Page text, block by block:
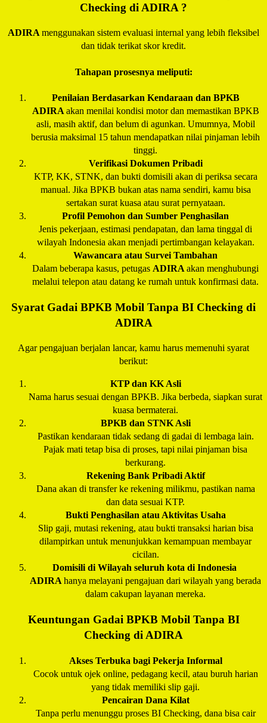
Checking di ADIRA ?
ADIRAmenggunakan sistem evaluasi internal yang lebih fleksibel
dan tidak terikat skor kredit.
Tahapan prosesnya meliputi:
Penilaian Berdasarkan Kendaraan dan BPKB
ADIRA akan menilai kondisi motor dan memastikan BPKB
asli, masih aktif, dan belum di agunkan. Umumnya, Mobil
berusia maksimal 15 tahun mendapatkan nilai pinjaman lebih
tinggi.
Verifikasi Dokumen Pribadi
KTP, KK, STNK, dan bukti domisili akan di periksa secara
manual. Jika BPKB bukan atas nama sendiri, kamu bisa
sertakan surat kuasa atau surat pernyataan.
Profil Pemohon dan Sumber Penghasilan
Jenis pekerjaan, estimasi pendapatan, dan lama tinggal di
wilayah Indonesia akan menjadi pertimbangan kelayakan.
Wawancara atau Survei Tambahan
Dalam beberapa kasus, petugas ADIRA akan menghubungi
melalui telepon atau datang ke rumah untuk konfirmasi data.
Syarat Gadai BPKB Mobil Tanpa BI Checking di
ADIRA
Agar pengajuan berjalan lancar, kamu harus memenuhi syarat
berikut:
KTP dan KK Asli
Nama harus sesuai dengan BPKB. Jika berbeda, siapkan surat
kuasa bermaterai.
BPKB dan STNK Asli
Pastikan kendaraan tidak sedang di gadai di lembaga lain.
Pajak mati tetap bisa di proses, tapi nilai pinjaman bisa
berkurang.
Rekening Bank Pribadi Aktif
Dana akan di transfer ke rekening milikmu, pastikan nama
dan data sesuai KTP.
Bukti Penghasilan atau Aktivitas Usaha
Slip gaji, mutasi rekening, atau bukti transaksi harian bisa
dilampirkan untuk menunjukkan kemampuan membayar
cicilan.
Domisili di Wilayah seluruh kota di Indonesia
ADIRA hanya melayani pengajuan dari wilayah yang berada
dalam cakupan layanan mereka.
Keuntungan Gadai BPKB Mobil Tanpa BI
Checking di ADIRA
Akses Terbuka bagi Pekerja Informal
Cocok untuk ojek online, pedagang kecil, atau buruh harian
yang tidak memiliki slip gaji.
Pencairan Dana Kilat
Tanpa perlu menunggu proses BI Checking, dana bisa cair